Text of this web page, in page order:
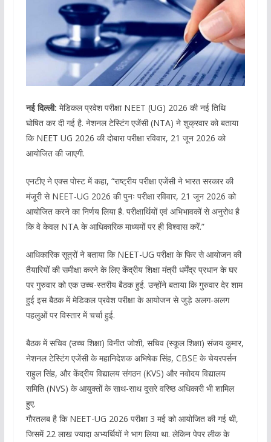
नई दिल्ली: मेडिकल प्रवेश परीक्षा NEET (UG) 2026 की नई तिथि
घोषित कर दी गई है. नेशनल टेस्टिंग एजेंसी (NTA) ने शुक्रवार को बताया
कि NEET UG 2026 की दोबारा परीक्षा रविवार, 21 जून 2026 को
आयोजित की जाएगी.
एनटीए ने एक्स पोस्ट में कहा, “राष्ट्रीय परीक्षा एजेंसी ने भारत सरकार की
मंजूरी से NEET-UG 2026 की पुनः परीक्षा रविवार, 21 जून 2026 को
आयोजित करने का निर्णय लिया है. परीक्षार्थियों एवं अभिभावकों से अनुरोध है
कि वे केवल NTA के आधिकारिक माध्यमों पर ही विश्वास करें.”
आधिकारिक सूत्रों ने बताया कि NEET-UG परीक्षा के फिर से आयोजन की
तैयारियों की समीक्षा करने के लिए केंद्रीय शिक्षा मंत्री धर्मेंद्र प्रधान के घर
पर गुरुवार को एक उच्च-स्तरीय बैठक हुई. उन्होंने बताया कि गुरुवार देर शाम
हुई इस बैठक में मेडिकल प्रवेश परीक्षा के आयोजन से जुड़े अलग-अलग
पहलुओं पर विस्तार में चर्चा हुई.
बैठक में सचिव (उच्च शिक्षा) विनीत जोशी, सचिव (स्कूल शिक्षा) संजय कुमार,
नेशनल टेस्टिंग एजेंसी के महानिदेशक अभिषेक सिंह, CBSE के चेयरपर्सन
राहुल सिंह, और केंद्रीय विद्यालय संगठन (KVS) और नवोदय विद्यालय
समिति (NVS) के आयुक्तों के साथ-साथ दूसरे वरिष्ठ अधिकारी भी शामिल
हुए.
गौरतलब है कि NEET-UG 2026 परीक्षा 3 मई को आयोजित की गई थी,
जिसमें 22 लाख ज्यादा अभ्यर्थियों ने भाग लिया था. लेकिन पेपर लीक के